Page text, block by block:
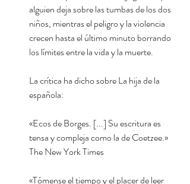
alguien deja sobre las tumbas de los dos
niños, mientras el peligro y la violencia
crecen hasta el último minuto borrando
los límites entre la vida y la muerte.
La crítica ha dicho sobre La hija de la
española:
«Ecos de Borges. [...] Su escritura es
tensa y compleja como la de Coetzee.»
The New York Times
«Tómense el tiempo y el placer de leer